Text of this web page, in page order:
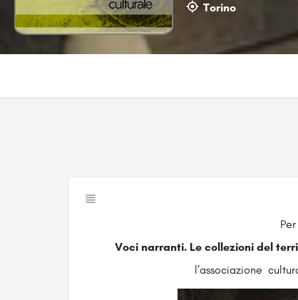
Torino
Voci narranti. Le collezioni del
l’associazione